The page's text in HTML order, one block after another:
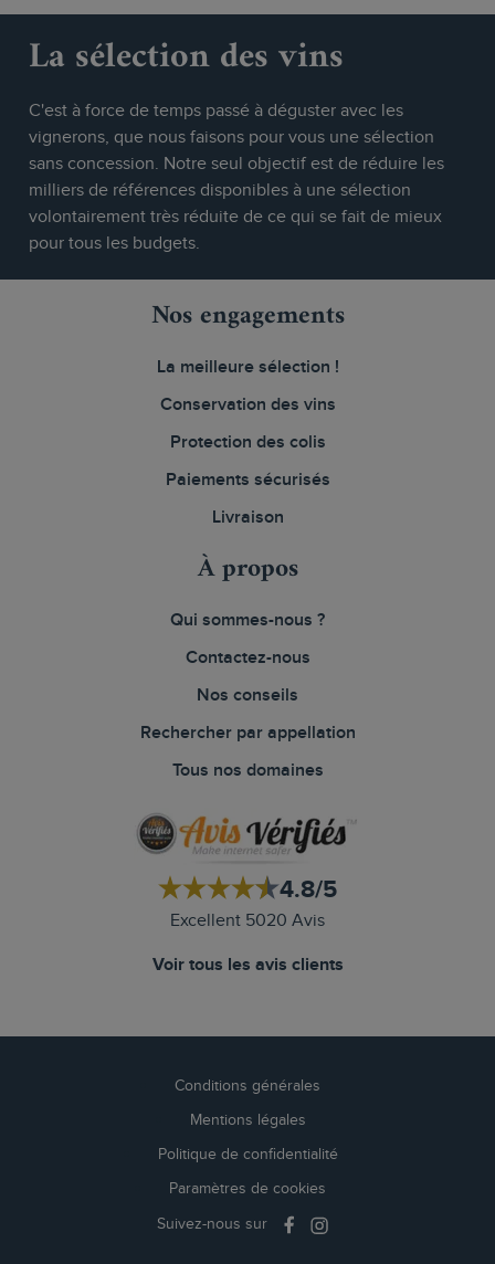
La sélection des vins
C'est à force de temps passé à déguster avec les
vignerons, que nous faisons pour vous une sélection
sans concession. Notre seul objectif est de réduire les
milliers de références disponibles à une sélection
volontairement très réduite de ce qui se fait de mieux
pour tous les budgets.
Nos engagements
La meilleure sélection !
Conservation des vins
Protection des colis
Paiements sécurisés
Livraison
À propos
Qui sommes-nous ?
Contactez-nous
Nos conseils
Rechercher par appellation
Tous nos domaines
4.8/5
Excellent 5020 Avis
Voir tous les avis clients
Conditions générales
Mentions légales
Politique de confidentialité
Paramètres de cookies
Suivez-nous sur